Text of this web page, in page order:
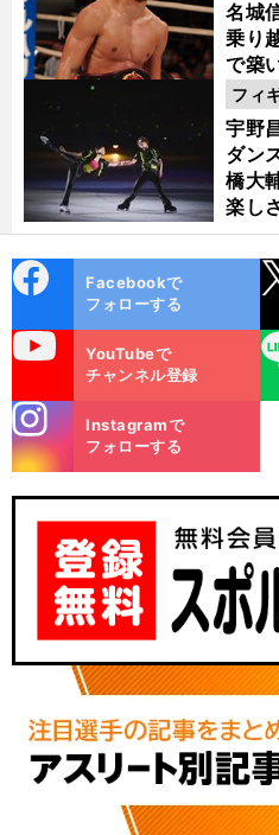
名城
乗り
で築
宇野
ダン
橋大
楽し
フィ
ok
Facebookで
フォローする
YouTubeで
チャンネル登録
LINE
m
Instagramで
フォローする